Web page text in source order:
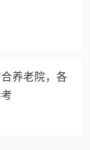
养老院，各